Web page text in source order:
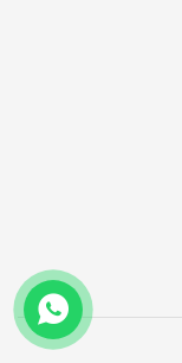
عربي